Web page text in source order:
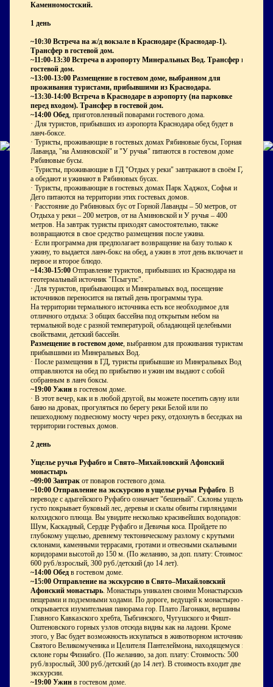
Каменномостский.
1 день
~10:30 Встреча на ж/д вокзале в Краснодаре (Краснодар-1).
Трансфер в гостевой дом.
~11:00-13:30 Встреча в аэропорту Минеральных Вод. Трансфер в
гостевой дом.
~13:00-13:00 Размещение в гостевом доме, выбранном для
проживания туристами, прибывшими из Краснодара.
~13:30-14:00 Встреча в Краснодаре в аэропорту (на парковке
перед входом). Трансфер в гостевой дом.
~14:00 Обед, приготовленный поварами гостевого дома.
· Для туристов, прибывших из аэропорта Краснодара обед будет в
ланч-боксе.
· Туристы, проживающие в гостевых домах Рябиновые бусы, Горная
Лаванда, "на Аминовской" и "У ручья" питаются в гостевом доме
Рябиновые бусы.
· Туристы, проживающие в ГД "Отдых у реки" завтракают в своём ГД,
а обедают и ужинают в Рябиновых бусах.
· Туристы, проживающие в гостевых домах Парк Хаджох, Софья и
Дего питаются на территории этих гостевых домов.
· Расстояние до Рябиновых бус от Горной Лаванды – 50 метров, от
Отдыха у реки – 200 метров, от на Аминовской и У ручья – 400
метров. На завтрак туристы приходят самостоятельно, также
возвращаются в свое средство размещения после ужина.
· Если программа дня предполагает возвращение на базу только к
ужину, то выдается ланч-бокс на обед, а ужин в этот день включает и
первое и второе блюдо.
~14:30-15:00 Отправление туристов, прибывших из Краснодара на
геотермальный источник "Псыгупс".
· Для туристов, прибывающих и Минеральных вод, посещение
источников переносится на пятый день программы тура.
На территории термального источника есть все необходимое для
отличного отдыха: 3 общих бассейна под открытым небом на
термальной воде с разной температурой, обладающей целебными
свойствами, детский бассейн.
Размещение в гостевом доме, выбранном для проживания туристами,
прибывшими из Минеральных Вод.
· После размещения в ГД, туристы прибывшие из Минеральных Вод
отправляются на обед по прибытию и ужин им выдают с собой
собранным в ланч боксы.
~19:00 Ужин в гостевом доме.
· В этот вечер, как и в любой другой, вы можете посетить сауну или
баню на дровах, прогуляться по берегу реки Белой или по
пешеходному подвесному мосту через реку, отдохнуть в беседках на
территории гостевых домов.
2 день
Ущелье ручья Руфабго и Свято–Михайловский Афонский
монастырь
~09:00 Завтрак от поваров гостевого дома.
~10:00 Отправление на экскурсию в ущелье ручья Руфабго. В
переводе с адыгейского Руфабго означает "бешеный". Склоны ущелья
густо покрывает буковый лес, деревья и скалы обвиты гирляндами
колхидского плюща. Вы увидите несколько красивейших водопадов:
Шум, Каскадный, Сердце Руфабго и Девичья коса. Пройдете по
глубокому ущелью, древнему тектоническому разлому с крутыми
склонами, каменными террасами, гротами и отвесными скальными
коридорами высотой до 150 м. (По желанию, за доп. плату: Стоимость:
600 руб./взрослый, 300 руб./детский (до 14 лет).
~14:00 Обед в гостевом доме.
~15:00 Отправление на экскурсию в Свято–Михайловский
Афонский монастырь. Монастырь уникален своими Монастырскими
пещерами и подземными ходами. По дороге, ведущей к монастырю -
открывается изумительная панорама гор. Плато Лагонаки, вершины
Главного Кавказского хребта, Тыбгинского, Чугушского и Фишт-
Оштеновского горных узлов отсюда видны как на ладони. Кроме
этого, у Вас будет возможность искупаться в животворном источнике
Святого Великомученика и Целителя Пантелеймона, находящемуся на
склоне горы Физиабго. (По желанию, за доп. плату: Стоимость: 500
руб./взрослый, 300 руб./детский (до 14 лет). В стоимость входит две
экскурсии.
~19:00 Ужин в гостевом доме.